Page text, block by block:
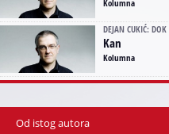
Kolumna
DEJAN CUKIĆ:
Kan
Kolumna
Od istog autora